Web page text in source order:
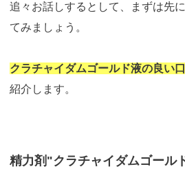
追々お話しするとして、まずは先
てみましょう。
クラチャイダムゴールド液の良い
紹介します。
精力剤"クラチャイダムゴール